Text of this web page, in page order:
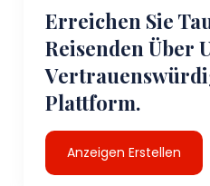
Erreichen Sie
Reisenden Über
Plattform.
Anzeigen Erstellen